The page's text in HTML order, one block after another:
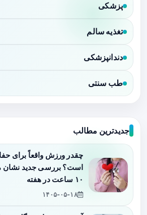
پزشکی
تغذیه سالم
دندانپزشکی
طب سنتی
جدیدترین مطالب
چقدر ورزش واقعاً برای
۱۰ ساعت در هفته
۱۴۰۵-۰۵-۱۸